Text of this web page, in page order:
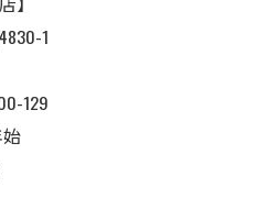
1
129